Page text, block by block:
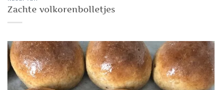
Zachte volkorenbolletjes